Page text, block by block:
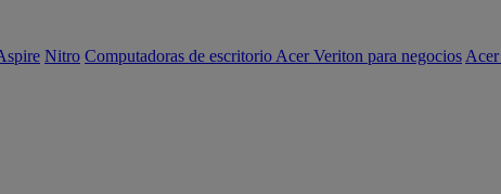
Nitro Computadoras de escritorio Acer Veriton para negocios